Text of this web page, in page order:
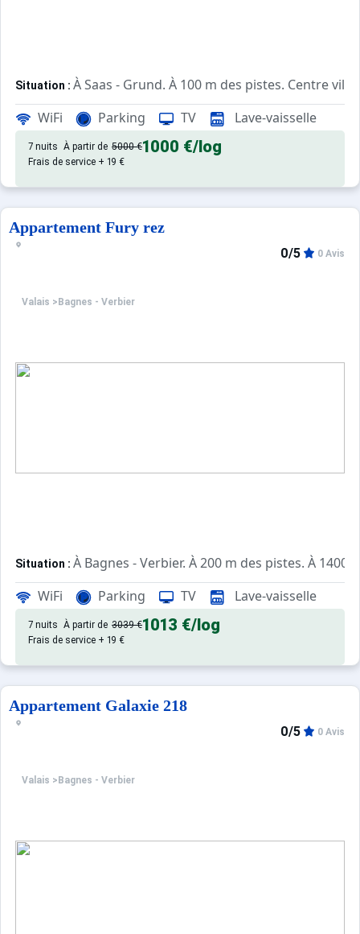
Situation : À Saas - Grund. À 100 m des pistes. Centre
Appartement de particulier : de qualité, de 52 m² avec
WiFi Parking TV Lave-vaisselle
7 nuits À partir de 5000 €1000 €/log
Frais de service + 19 €
Appartement Fury rez
Valais > Bagnes - Verbier
0/5 0 Avis
Situation : À Bagnes - Verbier. À 200 m des pistes. À 1400
Appartement de particulier : de qualité, de 50 m² avec
WiFi Parking TV Lave-vaisselle
7 nuits À partir de 3039 €1013 €/log
Frais de service + 19 €
Appartement Galaxie 218
Valais > Bagnes - Verbier
0/5 0 Avis